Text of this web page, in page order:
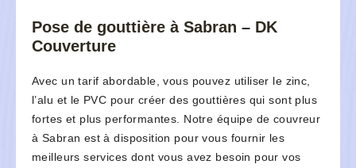
Pose de gouttière à Sabran – DK
Couverture
Avec un tarif abordable, vous pouvez utiliser le zinc,
l’alu et le PVC pour créer des gouttières qui sont plus
fortes et plus performantes. Notre équipe de couvreur
à Sabran est à disposition pour vous fournir les
meilleurs services dont vous avez besoin pour vos